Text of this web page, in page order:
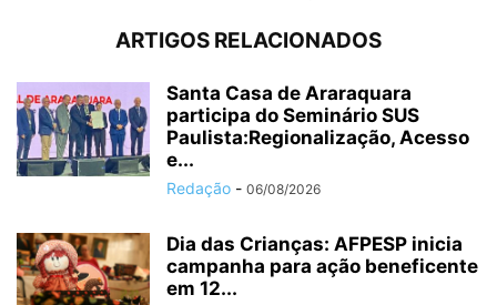
ARTIGOS RELACIONADOS
Santa Casa de Araraquara
participa do Seminário SUS
Paulista:Regionalização, Acesso
e...
Redação - 06/08/2026
Dia das Crianças: AFPESP inicia
campanha para ação beneficente
em 12...